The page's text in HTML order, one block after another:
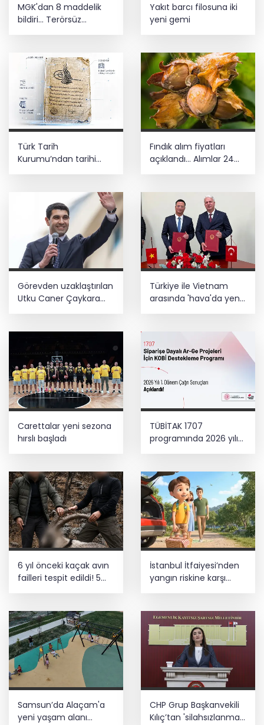
MGK'dan 8 maddelik
bildiri... Terörsüz
mesajı
Yakıt barcı filosuna iki
yeni gemi
Türk Tarih
Kurumu’ndan tarihi
Fındık alım fiyatları
açıklandı... Alımlar 24
Görevden uzaklaştırılan
Utku Caner Çaykara
hakkında tahliye kararı
Türkiye ile Vietnam
arasında 'hava'da yeni
dönem... Sefer
Carettalar yeni sezona
hırslı başladı
TÜBİTAK 1707
programında 2026 yılı
6 yıl önceki kaçak avın
failleri tespit edildi! 5
İstanbul İtfaiyesi’nden
yangın riskine karşı
Samsun’da Alaçam'a
yeni yaşam alanı
CHP Grup Başkanvekili
Kılıç’tan 'silahsızlanma'